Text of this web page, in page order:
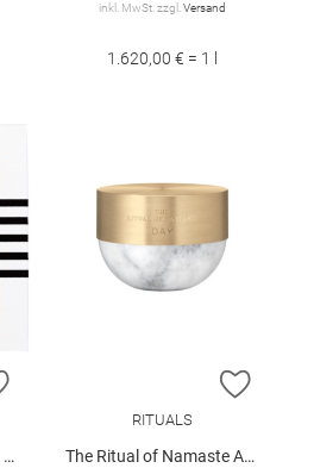
inkl. MwSt. zzgl.Versand
1.620,00 € = 1 l
ZUR WUNSCHLISTE HINZUFÜGEN
ZUR
RITUALS
The Ritual of Namaste Ageless Firming Day Cream